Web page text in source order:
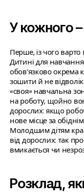
У кожного –
Перше, із чого
Дитині для навчання
обов’язково окрема
зошити й не
«своя» навчальна
на роботу, щойно
дорослих: якщо
нове місце за
Молодшим дітям
від дорослих: так
вмикається чи
Розклад,